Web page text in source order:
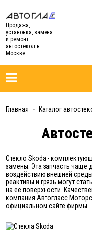
Продажа,
установка, замена
и ремонт
автостекол в
Москве
Главная Каталог
Стекло Skoda -
замены. Эта запчасть чаще
воздействию внешней
реактивы и грязь могут стать
на ее поверхности.
компания Автогласс
официальном сайте фирмы.